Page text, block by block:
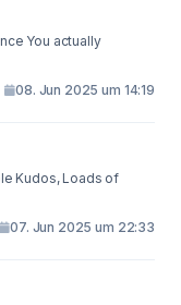
You actually
08. Jun 2025 um 14:19
Kudos, Loads of
07. Jun 2025 um 22:33